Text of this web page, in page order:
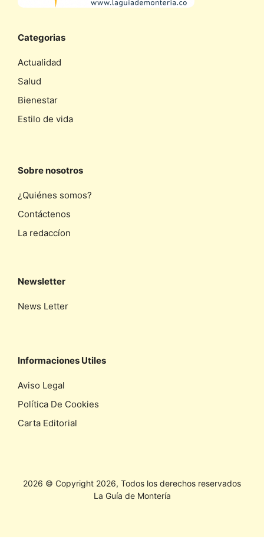
Categorias
Actualidad
Salud
Bienestar
Estilo de vida
Sobre nosotros
¿Quiénes somos?
Contáctenos
La redaccíon
Newsletter
News Letter
Informaciones Utiles
Aviso Legal
Política De Cookies
Carta Editorial
2026 © Copyright 2026, Todos los derechos reservados
La Guía de Montería